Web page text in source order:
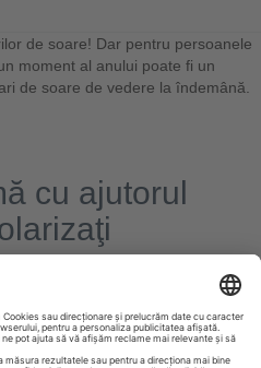
de soare! Dar pentru persoanele
moment al anului poate fi un
de soare de vedere la îndemână.
cu ajutorul
nu mai reprezintă doar un mijloc de
Mai degrabă, ei sunt astăzi
care moda trebuie să-l adapteze
totodată. ÎnRead more